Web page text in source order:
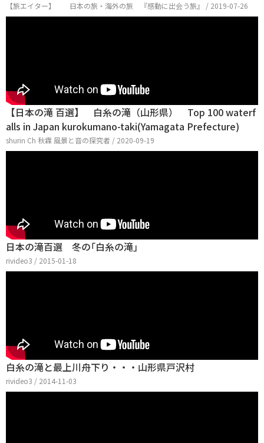
【旅エイター】 日本の旅・海外の旅 『感動に出会う旅』 / 2019-07-26
【日本の滝 百選】 白糸の滝（山形県） Top 100 waterf
alls in Japan kurokumano-taki(Yamagata Prefecture)
shurin Ch 秋霖 風景と音の探究者 / 2020-09-19
日本の滝百選 冬の｢白糸の滝｣
rivideo3 / 2015-01-18
白糸の滝と最上川舟下り・・・山形県戸沢村
rivideo3 / 2014-11-03